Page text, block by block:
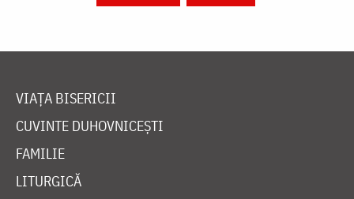
VIAȚA BISERICII
CUVINTE DUHOVNICEȘTI
FAMILIE
LITURGICĂ